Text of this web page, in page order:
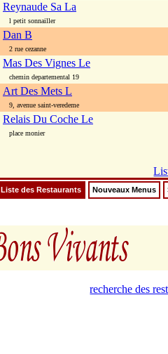
Reynaude Sa La
l petit sonnailler
Dan B
2 rue cezanne
Mas Des Vignes Le
chemin departemental 19
Art Des Mets L
9, avenue saint-veredeme
Relais Du Coche Le
place monier
Liste des Restaurants Nouveaux Menus
recherche des